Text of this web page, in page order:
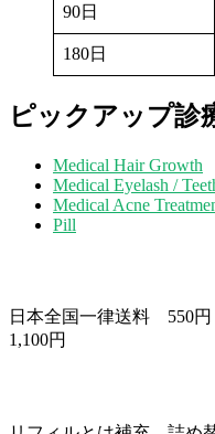
90日
180日
ピックアップ診
Medical Hair Growth
Medical Eyelash /
Medical Acne
Pill
日本全国一律送料 550
1,100円